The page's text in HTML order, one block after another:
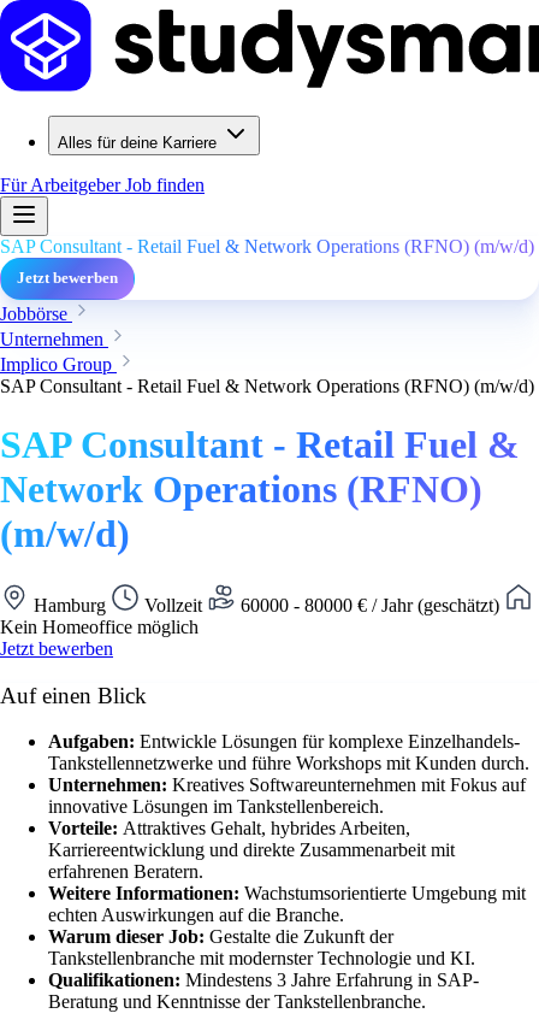
Alles für deine Karriere
Für ArbeitgeberJob finden
SAP Consultant - Retail Fuel & Network Operations (RFNO) (m/w/d)
Jetzt bewerben
Jobbörse
Unternehmen
Implico Group
SAP Consultant - Retail Fuel & Network Operations (RFNO) (m/w/d)
SAP Consultant - Retail Fuel &
Network Operations (RFNO)
(m/w/d)
Hamburg Vollzeit
60000 - 80000 € / Jahr (geschätzt)
Kein Homeoffice möglich
Jetzt bewerben
Auf einen Blick
Aufgaben: Entwickle Lösungen für komplexe Einzelhandels-
Tankstellennetzwerke und führe Workshops mit Kunden durch.
Unternehmen: Kreatives Softwareunternehmen mit Fokus auf
innovative Lösungen im Tankstellenbereich.
Vorteile: Attraktives Gehalt, hybrides Arbeiten,
Karriereentwicklung und direkte Zusammenarbeit mit
erfahrenen Beratern.
Weitere Informationen: Wachstumsorientierte Umgebung mit
echten Auswirkungen auf die Branche.
Warum dieser Job: Gestalte die Zukunft der
Tankstellenbranche mit modernster Technologie und KI.
Qualifikationen: Mindestens 3 Jahre Erfahrung in SAP-
Beratung und Kenntnisse der Tankstellenbranche.